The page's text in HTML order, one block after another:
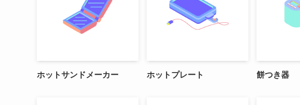
ホットサンドメーカー ホットプレート 餅つき器